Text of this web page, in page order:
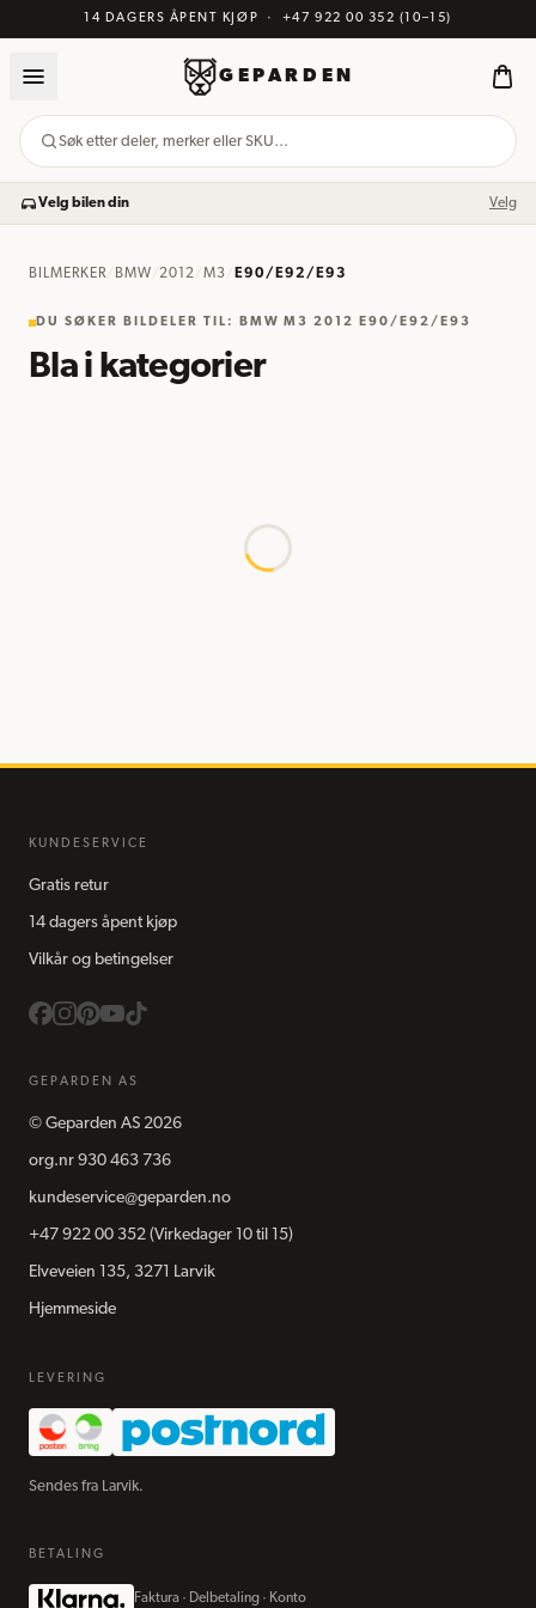
14 DAGERS ÅPENT KJØP · +47 922 00 352 (10–15)
GEPARDEN
Søk etter deler, merker eller SKU…
Velg bilen din Velg
BILMERKER/ BMW /2012 /M3 E90/E92/E93
DU SØKER BILDELER TIL : BMW M3 2012 E90/E92/E93
Bla i kategorier
KUNDESERVICE
Gratis retur
14 dagers åpent kjøp
Vilkår og betingelser
GEPARDEN AS
© Geparden AS 2026
org.nr 930 463 736
kundeservice@geparden.no
+47 922 00 352 (Virkedager 10 til 15)
Elveveien 135, 3271 Larvik
Hjemmeside
LEVERING
Sendes fra Larvik.
BETALING
Faktura · Delbetaling · Konto